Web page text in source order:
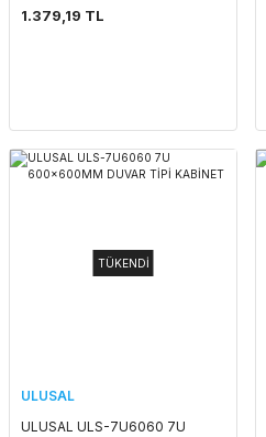
KABİNET
1.379,19 TL
TÜKENDİ
ULUSAL
ULUSAL ULS-7U6060 7U